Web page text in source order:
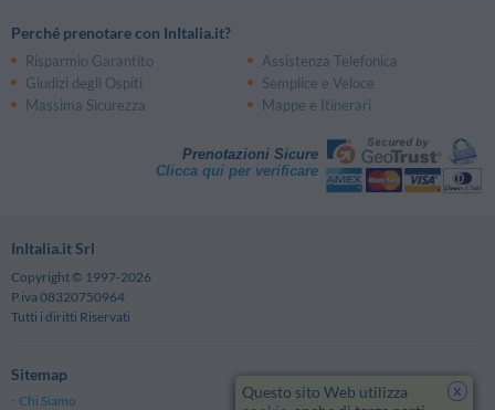
Perché prenotare con InItalia.it?
Risparmio Garantito
Assistenza Telefonica
Giudizi degli Ospiti
Semplice e Veloce
Massima Sicurezza
Mappe e Itinerari
Prenotazioni Sicure
Clicca qui per verificare
InItalia.it Srl
Copyright © 1997-2026
P.iva 08320750964
Tutti i diritti Riservati
Sitemap
Chi Siamo Note Legali
x
Questo sito Web utilizza